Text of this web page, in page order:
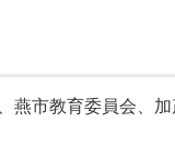
燕市教育委員会、 加